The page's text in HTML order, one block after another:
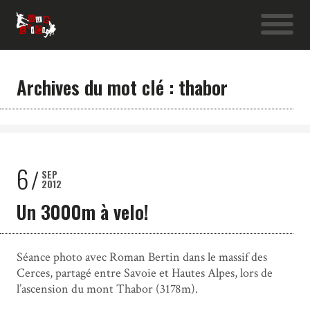
Archives du mot clé : thabor
6 SEP
2012
Un 3000m à velo!
Séance photo avec Roman Bertin dans le massif des
Cerces, partagé entre Savoie et Hautes Alpes, lors de
l’ascension du mont Thabor (3178m).